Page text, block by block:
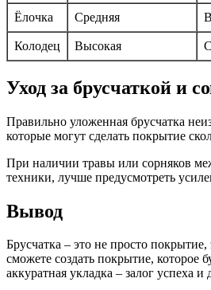
Ёлочка Средняя
Колодец Высокая
Уход за брусчаткой и
Правильно уложенная брусчатка
которые могут сделать покрытие
При наличии травы или сорняков
техники, лучше предусмотреть
Вывод
Брусчатка – это не просто
сможете создать покрытие, которое
аккуратная укладка – залог успеха и